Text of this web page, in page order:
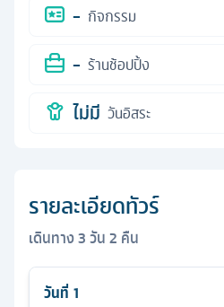
- กิจกรรม
- ร้านช้อปปิ้ง
ไม่มี วันอิสระ
รายละเอียดทัวร์
เดินทาง3วัน2 คืน
วันที่ 1